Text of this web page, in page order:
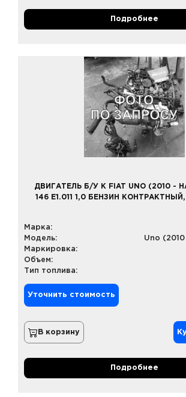
Подробнее
ДВИГАТЕЛЬ Б/У К FIAT UNO (2010 -
146 E1.011 1,0 БЕНЗИН
Марка:
Модель:
Uno
Маркировка:
Объем:
Тип топлива:
Уточнить стоимость
В корзину
Подробнее